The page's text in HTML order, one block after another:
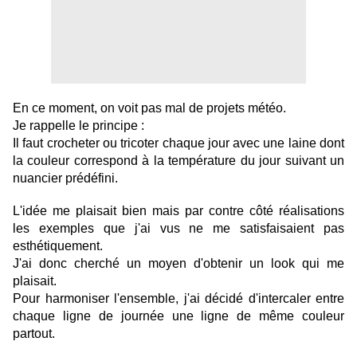
En ce moment, on voit pas mal de projets météo.
Je rappelle le principe :
Il faut crocheter ou tricoter chaque jour avec une laine dont
la couleur correspond à la température du jour suivant un
nuancier prédéfini.
L'idée me plaisait bien mais par contre côté réalisations
les exemples que j'ai vus ne me satisfaisaient pas
esthétiquement.
J'ai donc cherché un moyen d'obtenir un look qui me
plaisait.
Pour harmoniser l'ensemble, j'ai décidé d'intercaler entre
chaque ligne de journée une ligne de même couleur
partout.